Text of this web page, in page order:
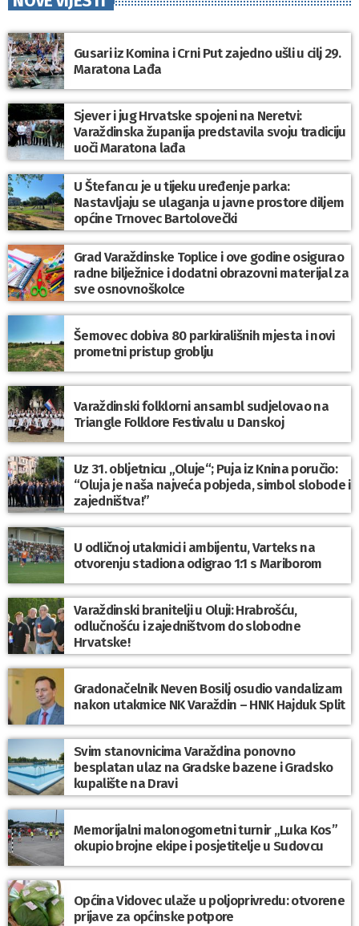
Gusari iz Komina i Crni Put zajedno ušli u cilj 29.
Maratona Lađa
Sjever i jug Hrvatske spojeni na Neretvi:
Varaždinska županija predstavila svoju tradiciju
uoči Maratona lađa
U Štefancu je u tijeku uređenje parka:
Nastavljaju se ulaganja u javne prostore diljem
općine Trnovec Bartolovečki
Grad Varaždinske Toplice i ove godine osigurao
radne bilježnice i dodatni obrazovni materijal za
sve osnovnoškolce
Šemovec dobiva 80 parkirališnih mjesta i novi
prometni pristup groblju
Varaždinski folklorni ansambl sudjelovao na
Triangle Folklore Festivalu u Danskoj
Uz 31. obljetnicu „Oluje“; Puja iz Knina poručio:
“Oluja je naša najveća pobjeda, simbol slobode i
zajedništva!”
U odličnoj utakmici i ambijentu, Varteks na
otvorenju stadiona odigrao 1:1 s Mariborom
Varaždinski branitelji u Oluji: Hrabrošću,
odlučnošću i zajedništvom do slobodne
Hrvatske!
Gradonačelnik Neven Bosilj osudio vandalizam
nakon utakmice NK Varaždin – HNK Hajduk Split
Svim stanovnicima Varaždina ponovno
besplatan ulaz na Gradske bazene i Gradsko
kupalište na Dravi
Memorijalni malonogometni turnir „Luka Kos”
okupio brojne ekipe i posjetitelje u Sudovcu
Općina Vidovec ulaže u poljoprivredu: otvorene
prijave za općinske potpore